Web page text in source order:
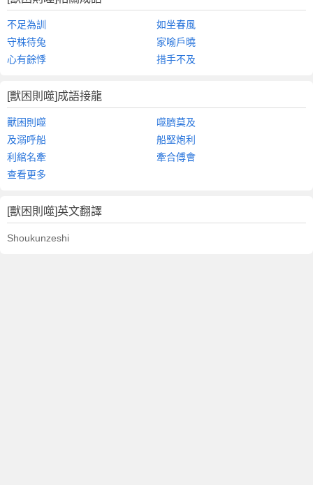
不足為訓
如坐春風
守株待兔
家喻戶曉
心有餘悸
措手不及
[獸困則噬]成語接龍
獸困則噬
噬臍莫及
及溺呼船
船堅炮利
利綰名牽
牽合傅會
查看更多
[獸困則噬]英文翻譯
Shoukunzeshi